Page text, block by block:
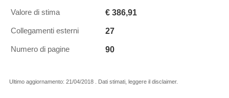
Valore di stima € 386,91
Collegamenti esterni 27
Numero di pagine 90
Ultimo aggiornamento: 21/04/2018 . Dati stimati, leggere il disclaimer.